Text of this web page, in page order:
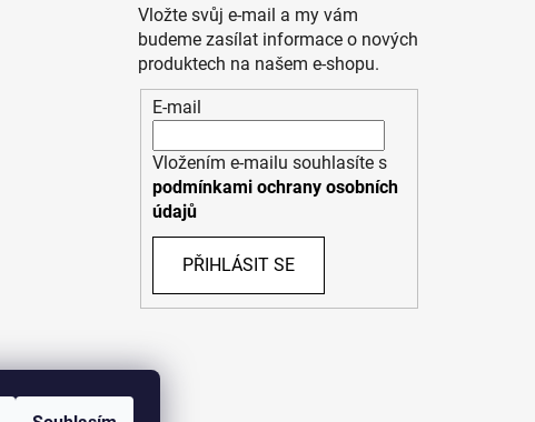
Vložte svůj e-mail a my vám
budeme zasílat informace o nových
produktech na našem e-shopu.
E-mail
Vložením e-mailu souhlasíte s
podmínkami ochrany osobních
údajů
PŘIHLÁSIT SE